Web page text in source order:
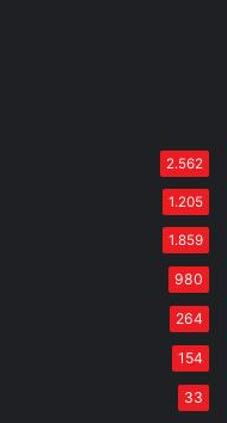
2.562
1.205
1.859
980
264
154
33